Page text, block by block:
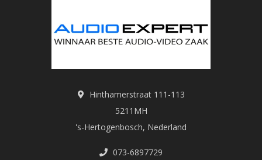
Hinthamerstraat 111-113
5211MH
's-Hertogenbosch, Nederland
073-6897729